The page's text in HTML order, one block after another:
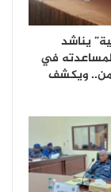
يناشد
في
ويكشف